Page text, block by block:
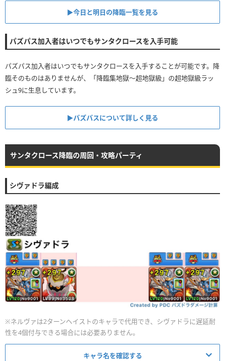
▶︎今日と明日の降臨一覧を見る
パズパス加入者はいつでもサンタクロースを入手可能
パズパス加入者はいつでもサンタクロースを入手することが可能です。降
臨そのものはありませんが、「降臨集地獄～超地獄級」の超地獄級ラッ
シュ9に生息しています。
▶︎パズパスについて詳しく見る
サンタクロース降臨の周回・攻略パーティ
シヴァドラ編成
※ネルヴァは2ターンヘイストのキャラで代用でき、シヴァドラに遅延耐
性を4個付与できる場合には必要ありません。
キャラ名を確認する